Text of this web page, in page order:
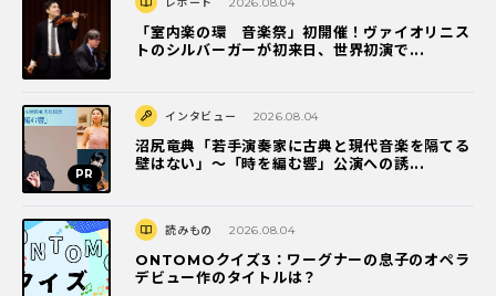
「室内楽の環 音楽祭」初開催！ヴァイオリニス
トのシルバーガーが初来日、世界初演で...
インタビュー 2026.08.04
沼尻竜典「若手演奏家に古典と現代音楽を隔てる
壁はない」～「時を編む響」公演への誘...
読みもの 2026.08.04
ONTOMOクイズ3：ワーグナーの息子のオペラ
デビュー作のタイトルは？